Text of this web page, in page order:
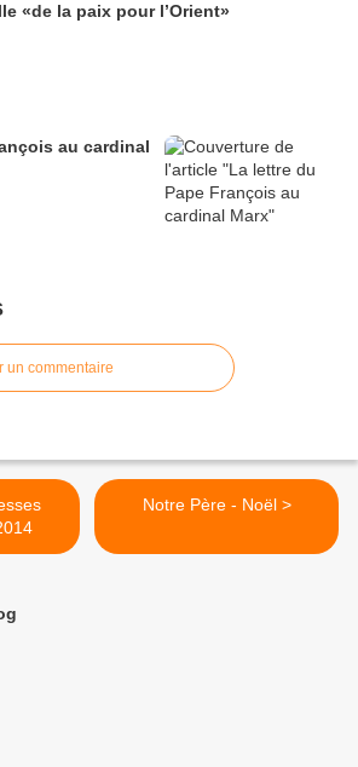
«de la paix pour l’Orient»
au cardinal
un commentaire
Notre Père - Noël >